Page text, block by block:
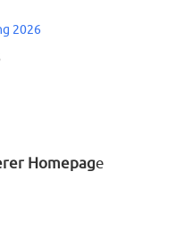
2026
Homepage